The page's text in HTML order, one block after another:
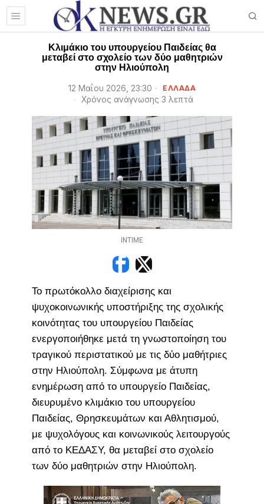
Κλιμάκιο του υπουργείου Παιδείας θα
μεταβεί στο σχολείο των δύο μαθητριών
στην Ηλιούπολη
12 Μαΐου 2026, 23:30 ΕΛΛΑΔΑ
Χρόνος ανάγνωσης 3 λεπτά
INTIME
Το πρωτόκολλο διαχείρισης και
ψυχοκοινωνικής υποστήριξης της σχολικής
κοινότητας του υπουργείου Παιδείας
ενεργοποιήθηκε μετά τη γνωστοποίηση του
τραγικού περιστατικού με τις δύο μαθήτριες
στην Ηλιούπολη. Σύμφωνα με άτυπη
ενημέρωση από το υπουργείο Παιδείας,
διευρυμένο κλιμάκιο του υπουργείου
Παιδείας, Θρησκευμάτων και Αθλητισμού,
με ψυχολόγους και κοινωνικούς λειτουργούς
από το ΚΕΔΑΣΥ, θα μεταβεί στο σχολείο
των δύο μαθητριών στην Ηλιούπολη.